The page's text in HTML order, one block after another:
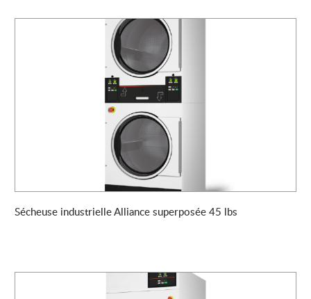
Sécheuse industrielle Alliance superposée 45 lbs